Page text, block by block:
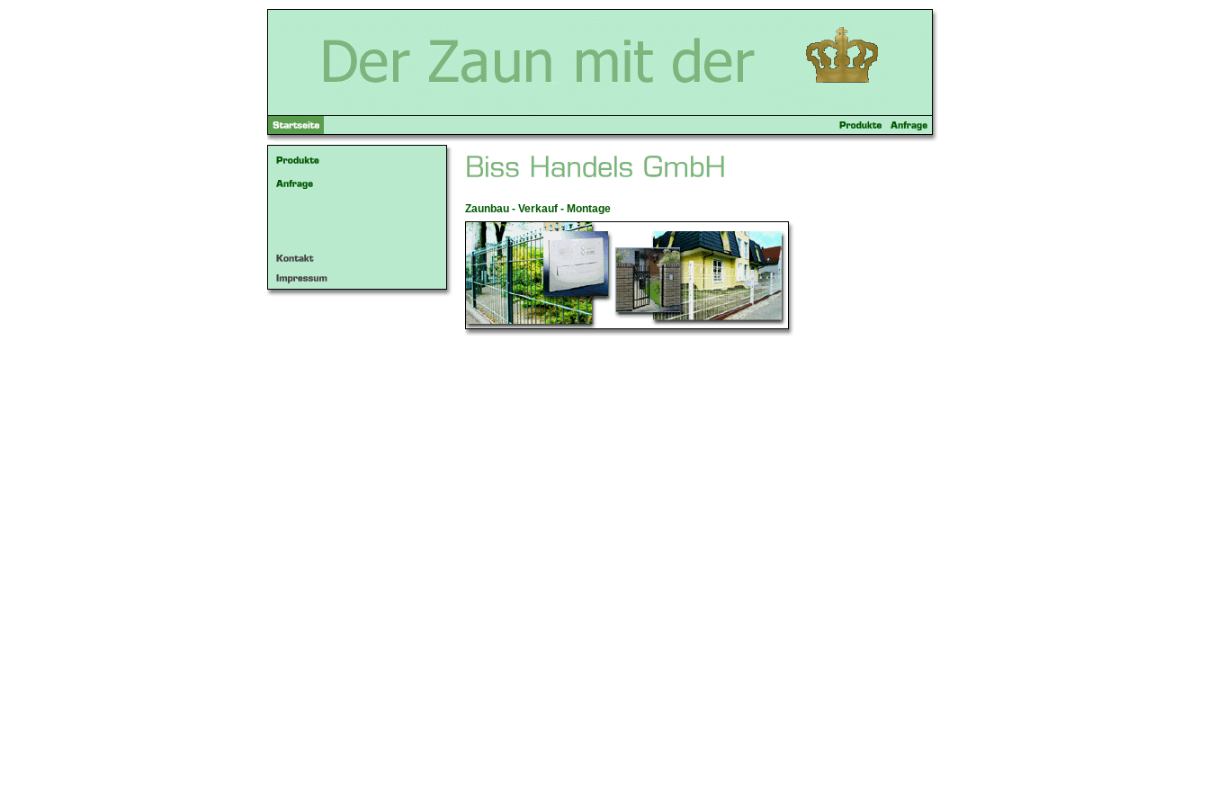
Zaunbau - Verkauf - Montage